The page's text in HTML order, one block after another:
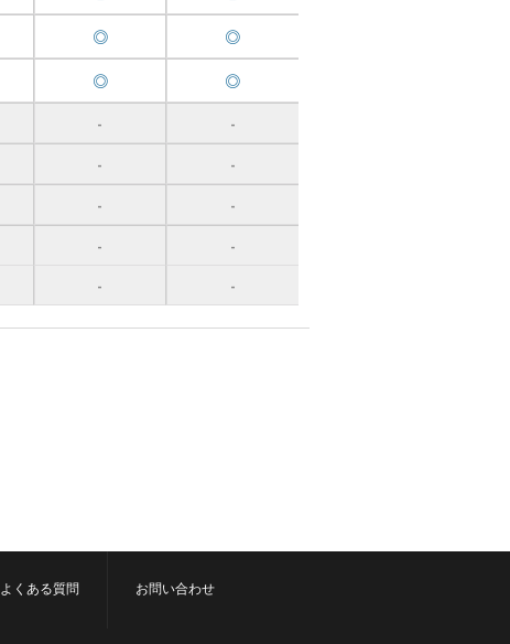
◎ ◎
◎ ◎
- -
- -
- -
- -
- -
よくある質問 お問い合わせ